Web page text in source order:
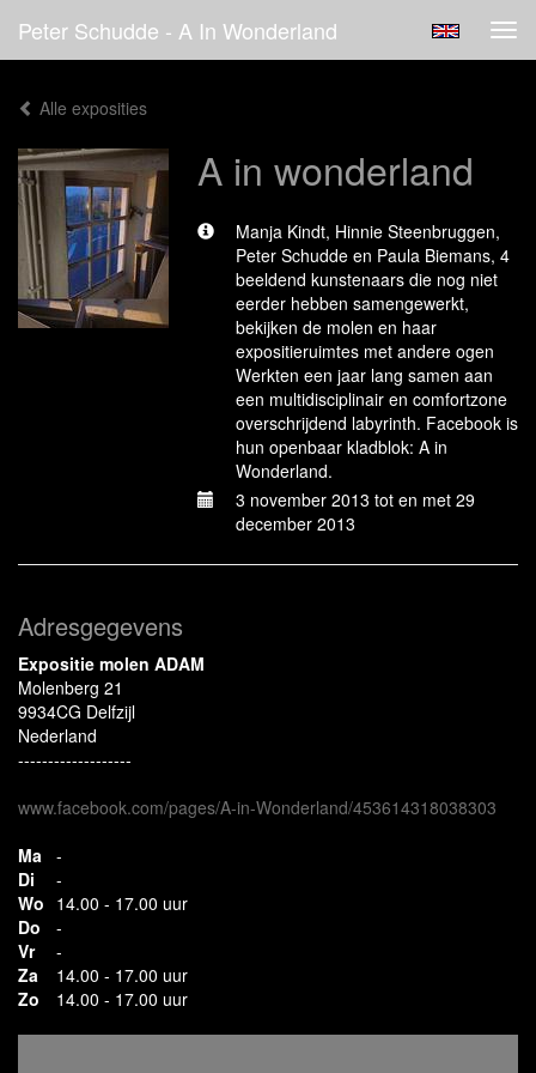
Peter Schudde - A In Wonderland
Alle exposities
A in wonderland
Manja Kindt, Hinnie Steenbruggen,
Peter Schudde en Paula Biemans, 4
beeldend kunstenaars die nog niet
eerder hebben samengewerkt,
bekijken de molen en haar
expositieruimtes met andere ogen
Werkten een jaar lang samen aan
een multidisciplinair en comfortzone
overschrijdend labyrinth. Facebook is
hun openbaar kladblok: A in
Wonderland.
3 november 2013 tot en met 29
december 2013
Adresgegevens
Expositie molen ADAM
Molenberg 21
9934CG Delfzijl
Nederland
-------------------
www.facebook.com/pages/A-in-Wonderland/453614318038303
Ma -
Di
-
Wo 14.00 - 17.00 uur
Do
-
Vr
-
Za
14.00 - 17.00 uur
Zo
14.00 - 17.00 uur